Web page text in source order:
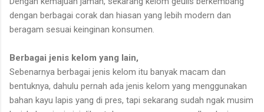
dengan berbagai corak dan hiasan yang lebih modern dan
beragam sesuai keinginan konsumen.
Berbagai jenis kelom yang lain,
Sebenarnya berbagai jenis kelom itu banyak macam dan
bentuknya, dahulu pernah ada jenis kelom yang menggunakan
bahan kayu lapis yang di pres, tapi sekarang sudah ngak musim